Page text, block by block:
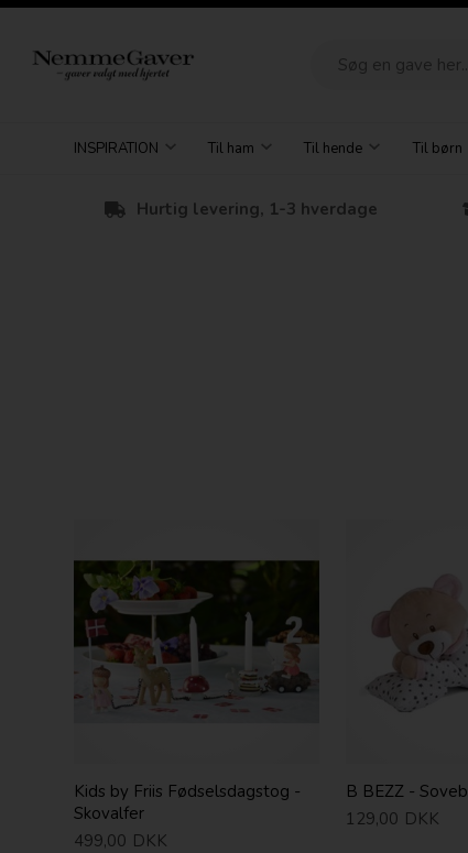
INSPIRATION Til ham Til hende Til børn
Hurtig levering, 1-3 hverdage
Kids by Friis Fødselsdagstog -
Skovalfer
499,00 DKK
B BEZZ -
129,00 DKK